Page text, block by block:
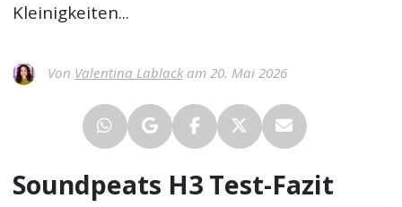
Kleinigkeiten...
Von Valentina Lablackam 20. Mai 2026
Soundpeats H3 Test-Fazit